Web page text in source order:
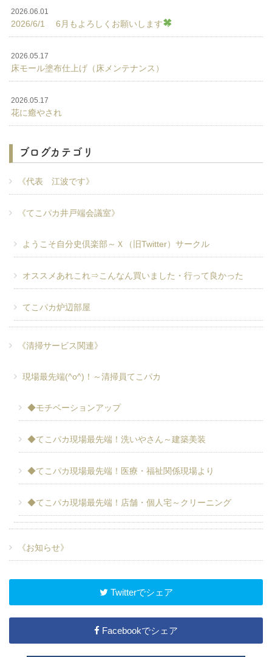
2026.06.01
2026/6/1 6月もよろしくお願いします
2026.05.17
床モール塗布仕上げ（床メンテナンス）
2026.05.17
花に癒やされ
ブログカテゴリ
《代表 江波です》
《てこパカ井戸端会議室》
ようこそ自分史倶楽部～Ｘ（旧Twitter）サークル
オススメあれこれ⇒こんなん買いました・行って良かった
てこパカ炉辺部屋
《清掃サービス関連》
現場最先端(^o^)！～清掃員てこパカ
◆モチベーションアップ
◆てこパカ現場最先端！洗いやさん～建築美装
◆てこパカ現場最先端！医療・福祉関係現場より
◆てこパカ現場最先端！店舗・個人宅～クリーニング
《お知らせ》
Twitterでシェア
Facebookでシェア